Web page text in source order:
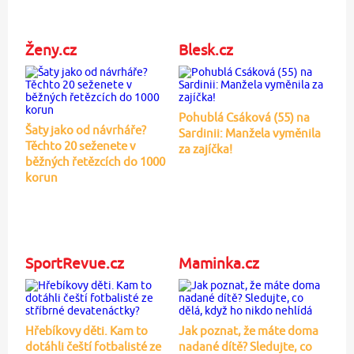
Ženy.cz
Šaty jako od návrháře?
Těchto 20 seženete v
běžných řetězcích do 1000
korun
Blesk.cz
Pohublá Csáková (55) na
Sardinii: Manžela vyměnila
za zajíčka!
SportRevue.cz
Hřebíkovy děti. Kam to
dotáhli čeští fotbalisté ze
Maminka.cz
Jak poznat, že máte doma
nadané dítě? Sledujte, co